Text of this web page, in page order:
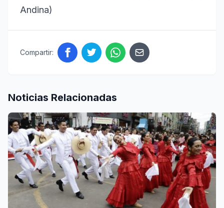
Andina)
Compartir:
Noticias Relacionadas